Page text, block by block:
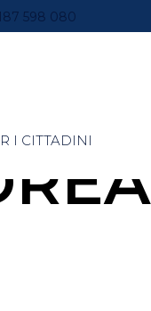
598 080
I CITTADINI